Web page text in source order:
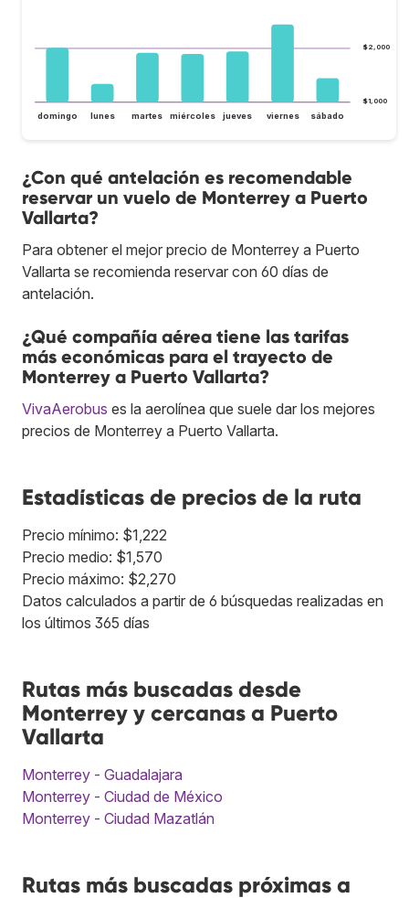
$1,000
$2,000
domingo lunes martes miércoles jueves viernes sábado
¿Con qué antelación es recomendable
reservar un vuelo de Monterrey a Puerto
Vallarta?
Para obtener el mejor precio de Monterrey a Puerto
Vallarta se recomienda reservar con 60 días de
antelación.
¿Qué compañía aérea tiene las tarifas
más económicas para el trayecto de
Monterrey a Puerto Vallarta?
VivaAerobus es la aerolínea que suele dar los mejores
precios de Monterrey a Puerto Vallarta.
Estadísticas de precios de la ruta
Precio mínimo: $1,222
Precio medio: $1,570
Precio máximo: $2,270
Datos calculados a partir de 6 búsquedas realizadas en
los últimos 365 días
Rutas más buscadas desde
Monterrey y cercanas a Puerto
Vallarta
Monterrey - Guadalajara
Monterrey - Ciudad de México
Monterrey - Ciudad Mazatlán
Rutas más buscadas próximas a